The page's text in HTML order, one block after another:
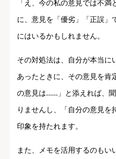
「え、今の私の意見では不満
に、意見を「優劣」「正誤」
にはいるかもしれません。
その対処法は、自分が本当に
あったときに、その意見を肯
の意見は......」と添えれば、
りませんし、「自分の意見を
印象を持たれます。
また、メモを活用するのもい